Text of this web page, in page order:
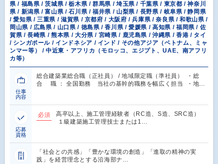
県 / 福島県 / 茨城県 / 栃木県 / 群馬県 / 埼玉県 / 千葉県 / 東京都 / 神奈川
県 / 新潟県 / 富山県 / 石川県 / 福井県 / 山梨県 / 長野県 / 岐阜県 / 静岡県
/ 愛知県 / 三重県 / 滋賀県 / 京都府 / 大阪府 / 兵庫県 / 奈良県 / 和歌山県 /
岡山県 / 広島県 / 山口県 / 徳島県 / 香川県 / 愛媛県 / 高知県 / 福岡県 / 佐
賀県 / 長崎県 / 熊本県 / 大分県 / 宮崎県 / 鹿児島県 / 沖縄県 / 香港 / タイ
/ シンガポール / インドネシア / インド / その他アジア（ベトナム、ミャ
ンマー等） / 中近東・アフリカ（モロッコ、エジプト、UAE、南アフリ
カ等）
仕事
内容
総合建築業総合職（正社員） / 地域限定職（準社員） ・総
合 職 ： 全国勤務 当社の基幹的職務を幅広く担当 ・地…
応募
資格
必須
高卒以上、施工管理経験者（RC造、S造、SRC造）
１級建築施工管理技士または1…
「社会との共感」「豊かな環境の創造」「進取の精神の実
践」を経営理念とする沿海部ナ…